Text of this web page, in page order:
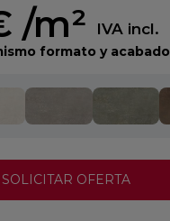
/m² IVA incl.
formato y acabado
SOLICITAR OFERTA